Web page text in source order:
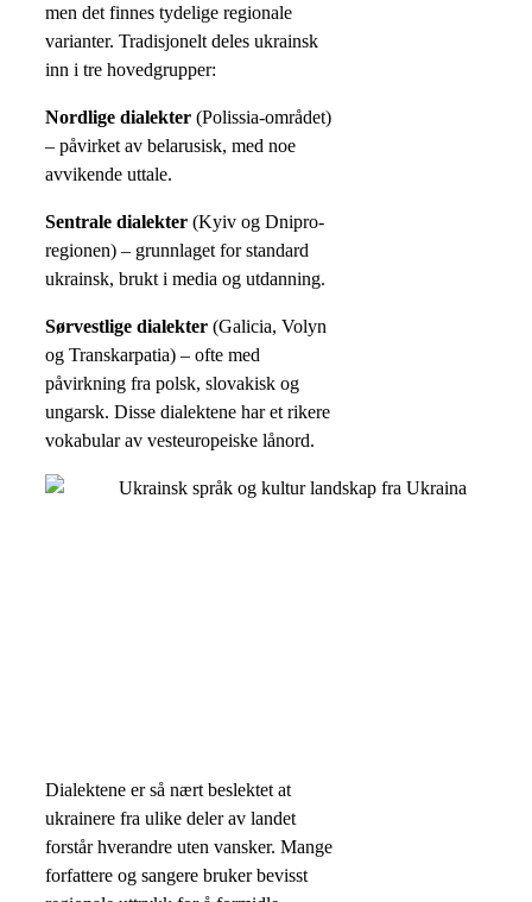
men det finnes tydelige regionale
varianter. Tradisjonelt deles ukrainsk
inn i tre hovedgrupper:
Nordlige dialekter (Polissia-området)
– påvirket av belarusisk, med noe
avvikende uttale.
Sentrale dialekter (Kyiv og Dnipro-
regionen) – grunnlaget for standard
ukrainsk, brukt i media og utdanning.
Sørvestlige dialekter (Galicia, Volyn
og Transkarpatia) – ofte med
påvirkning fra polsk, slovakisk og
ungarsk. Disse dialektene har et rikere
vokabular av vesteuropeiske lånord.
Dialektene er så nært beslektet at
ukrainere fra ulike deler av landet
forstår hverandre uten vansker. Mange
forfattere og sangere bruker bevisst